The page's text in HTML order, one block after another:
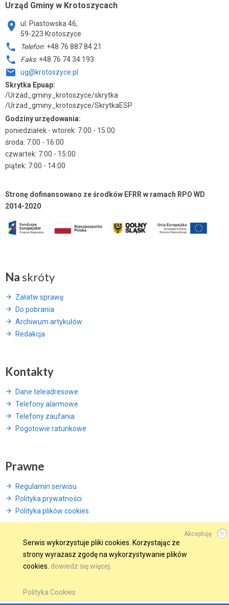
Urząd Gminy w Krotoszycach
ul. Piastowska 46,
59-223 Krotoszyce
Telefon: +48 76 887 84 21
Faks: +48 76 74 34 193
ug@krotoszyce.pl
Skrytka Epuap:
/Urzad_gminy_krotoszyce/skrytka
/Urzad_gminy_krotoszyce/SkrytkaESP
Godziny urzędowania:
poniedziałek - wtorek: 7:00 - 15:00
środa: 7:00 - 16:00
czwartek: 7:00 - 15:00
piątek: 7:00 - 14:00
Stronę dofinansowano ze środków EFRR w ramach RPO WD
2014-2020
Na skróty
Załatw sprawę
Do pobrania
Archiwum artykułów
Redakcja
Kontakty
Dane teleadresowe
Telefony alarmowe
Telefony zaufania
Pogotowie ratunkowe
Prawne
Regulamin serwisu
Polityka prywatności
Polityka plików cookies
© 2015 Wszelkie prawa zastrzeżone.
Akceptuję
Serwis wykorzystuje pliki cookies. Korzystając ze
strony wyrażasz zgodę na wykorzystywanie plików
cookies. dowiedz się więcej.
Polityka Cookies